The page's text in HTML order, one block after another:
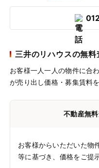
三井のリハウスの無料
お客様一人一人の物件に合
が売り出し価格・募集賃料
不動産無
お客様からいただいた物
等に基づき、価格をご提